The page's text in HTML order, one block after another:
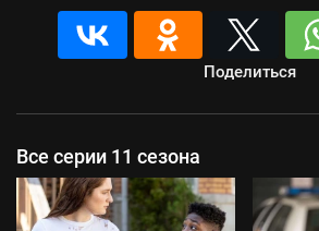
Поделиться
Все серии 11 сезона